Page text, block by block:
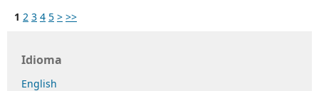
1 2 3 4 5 > >>
Idioma
English